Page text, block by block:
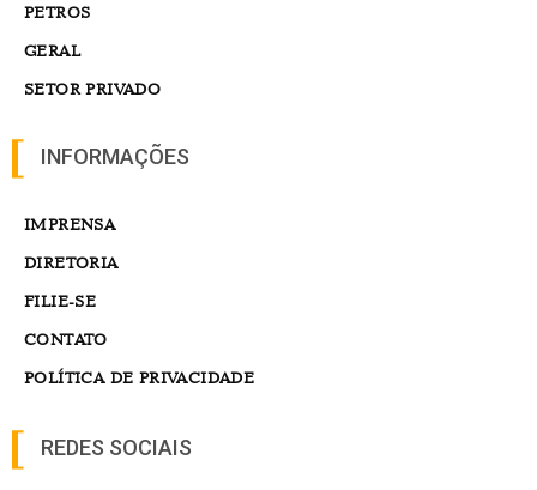
PETROS
GERAL
SETOR PRIVADO
INFORMAÇÕES
IMPRENSA
DIRETORIA
FILIE-SE
CONTATO
POLÍTICA DE PRIVACIDADE
REDES SOCIAIS